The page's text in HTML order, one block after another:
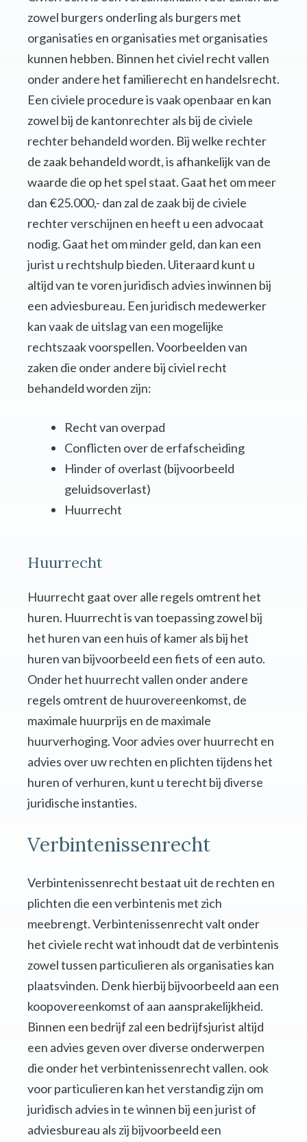
zowel burgers onderling als burgers met
organisaties en organisaties met organisaties
kunnen hebben. Binnen het civiel recht vallen
onder andere het familierecht en handelsrecht.
Een civiele procedure is vaak openbaar en kan
zowel bij de kantonrechter als bij de civiele
rechter behandeld worden. Bij welke rechter
de zaak behandeld wordt, is afhankelijk van de
waarde die op het spel staat. Gaat het om meer
dan €25.000,- dan zal de zaak bij de civiele
rechter verschijnen en heeft u een advocaat
nodig. Gaat het om minder geld, dan kan een
jurist u rechtshulp bieden. Uiteraard kunt u
altijd van te voren juridisch advies inwinnen bij
een adviesbureau. Een juridisch medewerker
kan vaak de uitslag van een mogelijke
rechtszaak voorspellen. Voorbeelden van
zaken die onder andere bij civiel recht
behandeld worden zijn:
Recht van overpad
Conflicten over de erfafscheiding
Hinder of overlast (bijvoorbeeld
geluidsoverlast)
Huurrecht
Huurrecht
Huurrecht gaat over alle regels omtrent het
huren. Huurrecht is van toepassing zowel bij
het huren van een huis of kamer als bij het
huren van bijvoorbeeld een fiets of een auto.
Onder het huurrecht vallen onder andere
regels omtrent de huurovereenkomst, de
maximale huurprijs en de maximale
huurverhoging. Voor advies over huurrecht en
advies over uw rechten en plichten tijdens het
huren of verhuren, kunt u terecht bij diverse
juridische instanties.
Verbintenissenrecht
Verbintenissenrecht bestaat uit de rechten en
plichten die een verbintenis met zich
meebrengt. Verbintenissenrecht valt onder
het civiele recht wat inhoudt dat de verbintenis
zowel tussen particulieren als organisaties kan
plaatsvinden. Denk hierbij bijvoorbeeld aan een
koopovereenkomst of aan aansprakelijkheid.
Binnen een bedrijf zal een bedrijfsjurist altijd
een advies geven over diverse onderwerpen
die onder het verbintenissenrecht vallen. ook
voor particulieren kan het verstandig zijn om
juridisch advies in te winnen bij een jurist of
adviesbureau als zij bijvoorbeeld een